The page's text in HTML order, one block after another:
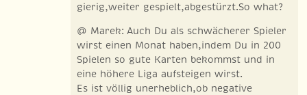
gierig,weiter gespielt,abgestürzt.So what?
@ Marek: Auch Du als schwächerer Spieler
wirst einen Monat haben,indem Du in 200
Spielen so gute Karten bekommst und in
eine höhere Liga aufsteigen wirst.
Es ist völlig unerheblich,ob negative